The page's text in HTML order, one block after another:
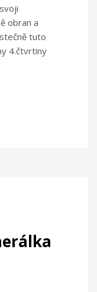
obran a
tuto
4.čtvrtiny